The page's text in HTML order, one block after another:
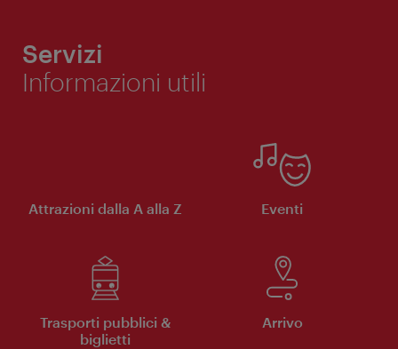
Servizi
Informazioni utili
Attrazioni dalla A alla Z Eventi
Trasporti pubblici &
biglietti
Arrivo